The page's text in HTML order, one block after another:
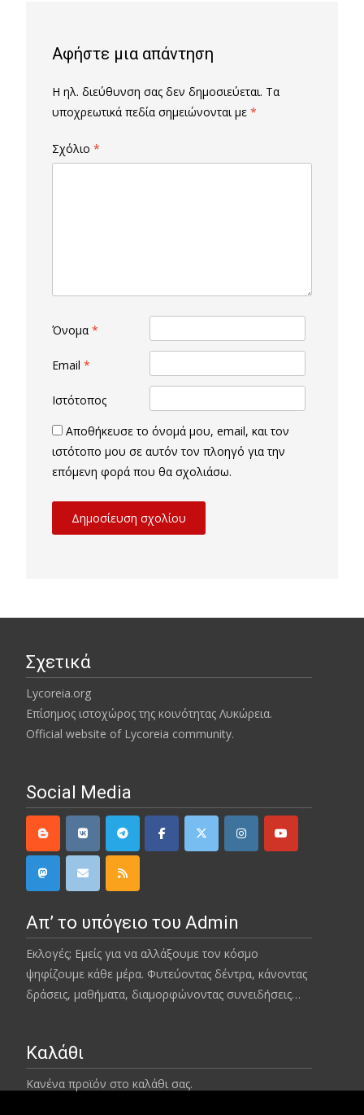
Αφήστε μια απάντηση
Η ηλ. διεύθυνση σας δεν δημοσιεύεται. Τα
υποχρεωτικά πεδία σημειώνονται με *
Σχόλιο *
Όνομα *
Email *
Ιστότοπος
Αποθήκευσε το όνομά μου, email, και τον
ιστότοπο μου σε αυτόν τον πλοηγό για την
επόμενη φορά που θα σχολιάσω.
Σχετικά
Lycoreia.org
Επίσημος ιστοχώρος της κοινότητας Λυκώρεια.
Official website of Lycoreia community.
Social Media
Απ’ το υπόγειο του Admin
Εκλογές; Εμείς για να αλλάξουμε τον κόσμο
ψηφίζουμε κάθε μέρα. Φυτεύοντας δέντρα, κάνοντας
δράσεις, μαθήματα, διαμορφώνοντας συνειδήσεις…
Καλάθι
Κανένα προϊόν στο καλάθι σας.